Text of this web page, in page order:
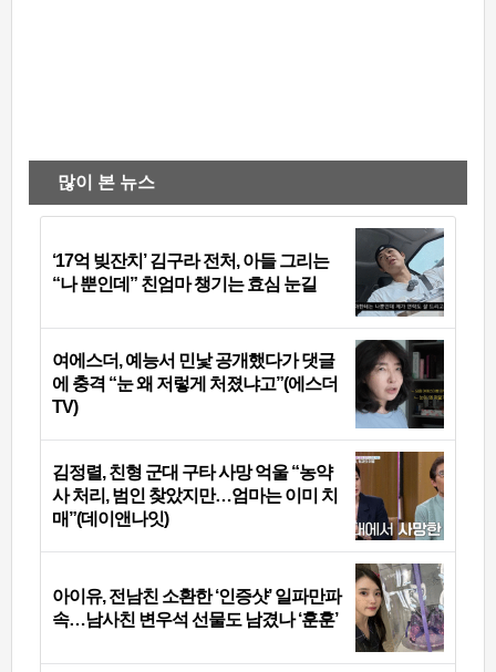
많이 본 뉴스
‘17억 빚잔치’ 김구라 전처, 아들 그리는
“나 뿐인데” 친엄마 챙기는 효심 눈길
여에스더, 예능서 민낯 공개했다가 댓글
에 충격 “눈 왜 저렇게 처졌냐고”(에스더
TV)
김정렬, 친형 군대 구타 사망 억울 “농약
사 처리, 범인 찾았지만…엄마는 이미 치
매”(데이앤나잇)
아이유, 전남친 소환한 ‘인증샷’ 일파만파
속…남사친 변우석 선물도 남겼나 ‘훈훈’